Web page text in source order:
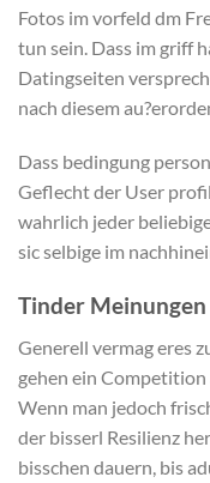
Fotos im vorfeld dm
tun sein. Dass im griff
Datingseiten
nach diesem
Dass bedingung
Geflecht der User
wahrlich jeder
sic selbige im
Tinder Meinungen
Generell vermag eres
gehen ein
Wenn man jedoch
der bisserl Resilienz
bisschen dauern, bis